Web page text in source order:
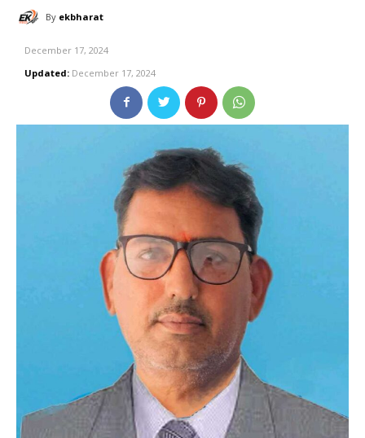
By ekbharat
December 17, 2024
Updated: December 17, 2024